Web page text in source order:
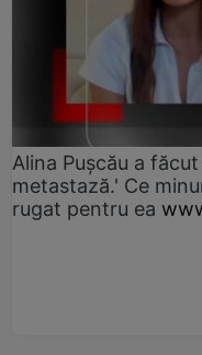
Alina Pușcău a
metastază.' Ce
rugat pentru ea